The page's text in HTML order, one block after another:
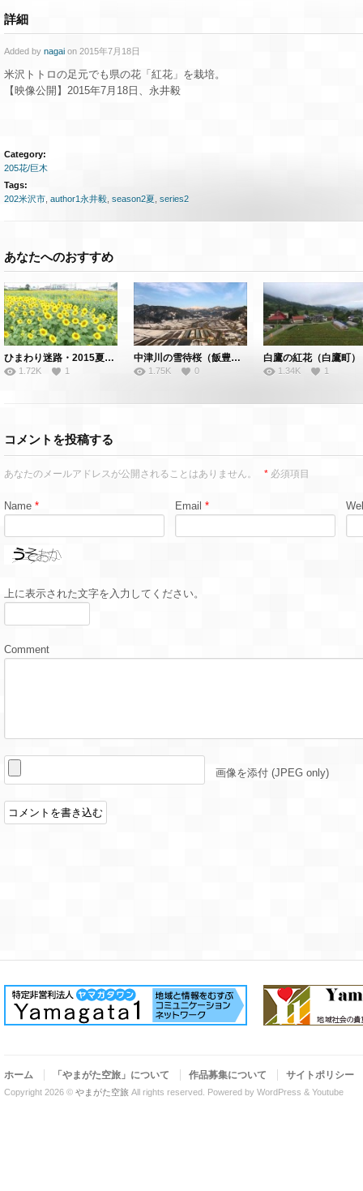
詳細
Added by nagai on 2015年7月18日
米沢トトロの足元でも県の花「紅花」を栽培。
【映像公開】2015年7月18日、永井毅
Category:
205花/巨木
Tags:
202米沢市 author1永井毅 season2夏 series2
あなたへのおすすめ
ひまわり迷路・2015夏（天童市）
1.72K 1
中津川の雪待桜（飯豊町）
1.75K 0
白鷹の紅花（白鷹町）
1.34K 1
コメントを投稿する
あなたのメールアドレスが公開されることはありません。 * 必須項目
Name * Email *
上に表示された文字を入力してください。
Comment
画像を添付 (JPEG only)
ホーム 「やまがた空旅」について 作品募集について サイトポリシー
Copyright 2026 © やまがた空旅 All rights reserved. Powered by WordPress & Youtube